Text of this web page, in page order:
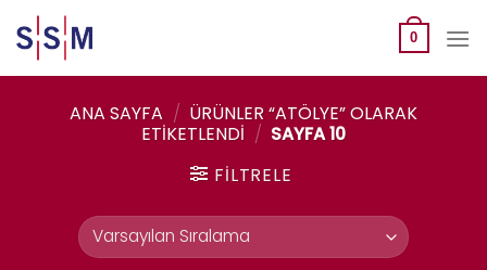
to
content
0
ANA SAYFA / ÜRÜNLER “ATÖLYE” OLARAK
ETIKETLENDI / SAYFA 10
FILTRELE